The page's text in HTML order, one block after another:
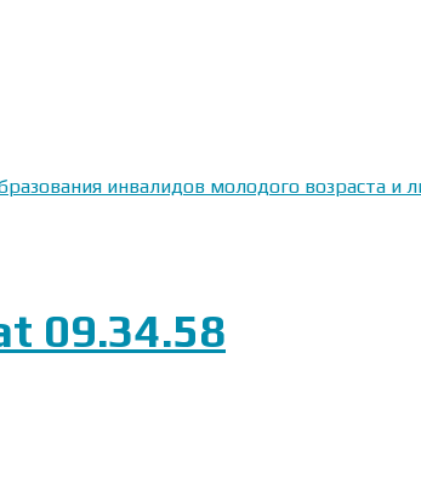
инвалидов молодого возраста
09.34.58